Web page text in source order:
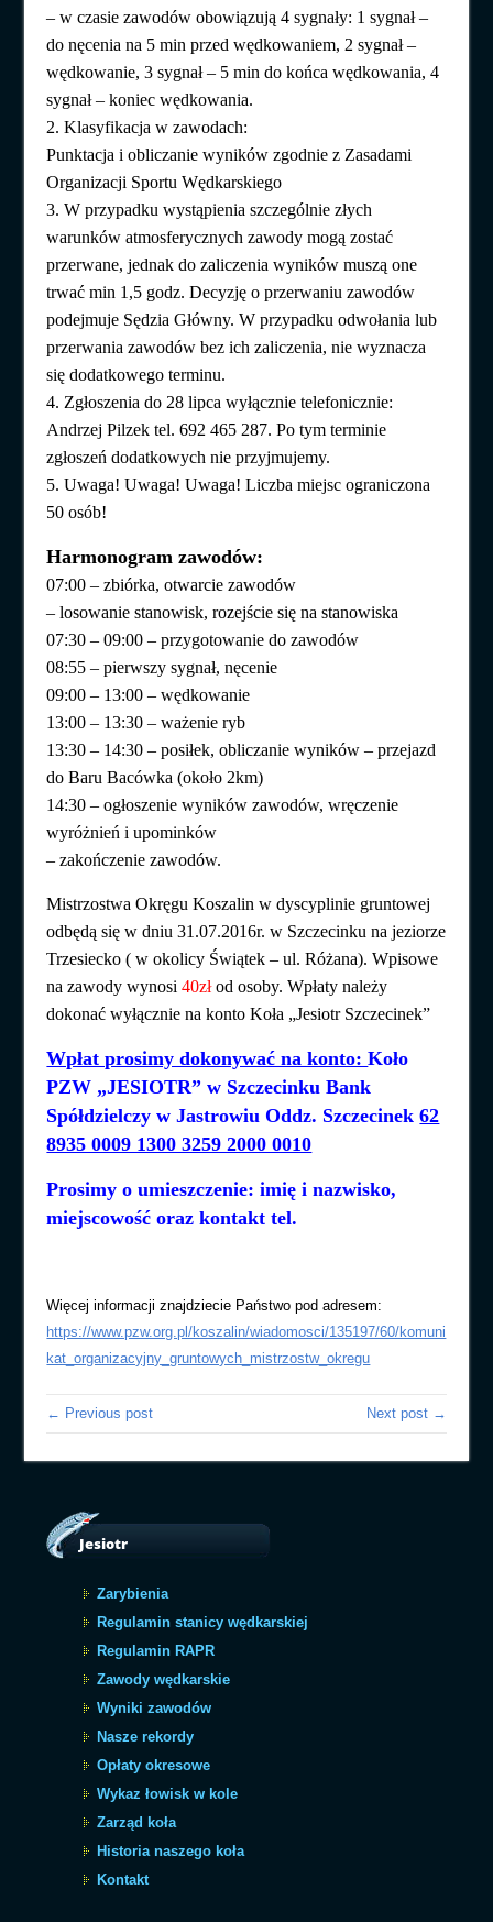
– w czasie zawodów obowiązują 4 sygnały: 1 sygnał –
do nęcenia na 5 min przed wędkowaniem, 2 sygnał –
wędkowanie, 3 sygnał – 5 min do końca wędkowania, 4
sygnał – koniec wędkowania.
2. Klasyfikacja w zawodach:
Punktacja i obliczanie wyników zgodnie z Zasadami
Organizacji Sportu Wędkarskiego
3. W przypadku wystąpienia szczególnie złych
warunków atmosferycznych zawody mogą zostać
przerwane, jednak do zaliczenia wyników muszą one
trwać min 1,5 godz. Decyzję o przerwaniu zawodów
podejmuje Sędzia Główny. W przypadku odwołania lub
przerwania zawodów bez ich zaliczenia, nie wyznacza
się dodatkowego terminu.
4. Zgłoszenia do 28 lipca wyłącznie telefonicznie:
Andrzej Pilzek tel. 692 465 287. Po tym terminie
zgłoszeń dodatkowych nie przyjmujemy.
5. Uwaga! Uwaga! Uwaga! Liczba miejsc ograniczona
50 osób!
Harmonogram zawodów:
07:00 – zbiórka, otwarcie zawodów
– losowanie stanowisk, rozejście się na stanowiska
07:30 – 09:00 – przygotowanie do zawodów
08:55 – pierwszy sygnał, nęcenie
09:00 – 13:00 – wędkowanie
13:00 – 13:30 – ważenie ryb
13:30 – 14:30 – posiłek, obliczanie wyników – przejazd
do Baru Bacówka (około 2km)
14:30 – ogłoszenie wyników zawodów, wręczenie
wyróżnień i upominków
– zakończenie zawodów.
Mistrzostwa Okręgu Koszalin w dyscyplinie gruntowej
odbędą się w dniu 31.07.2016r. w Szczecinku na jeziorze
Trzesiecko ( w okolicy Świątek – ul. Różana). Wpisowe
na zawody wynosi40złod osoby. Wpłaty należy
dokonać wyłącznie na konto Koła „Jesiotr Szczecinek”
Wpłat prosimy dokonywać na konto:Koło
PZW „JESIOTR” w Szczecinku Bank
Spółdzielczy w Jastrowiu Oddz. Szczecinek62
8935 0009 1300 3259 2000 0010
Prosimy o umieszczenie: imię i nazwisko,
miejscowość oraz kontakt tel.
Więcej informacji znajdziecie Państwo pod adresem:
https://www.pzw.org.pl/koszalin/wiadomosci/135197/60/komuni
kat_organizacyjny_gruntowych_mistrzostw_okregu
← Previous post Next post →
Jesiotr
Zarybienia
Regulamin stanicy wędkarskiej
Regulamin RAPR
Zawody wędkarskie
Wyniki zawodów
Nasze rekordy
Opłaty okresowe
Wykaz łowisk w kole
Zarząd koła
Historia naszego koła
Kontakt